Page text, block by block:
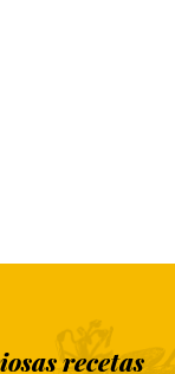
recetas